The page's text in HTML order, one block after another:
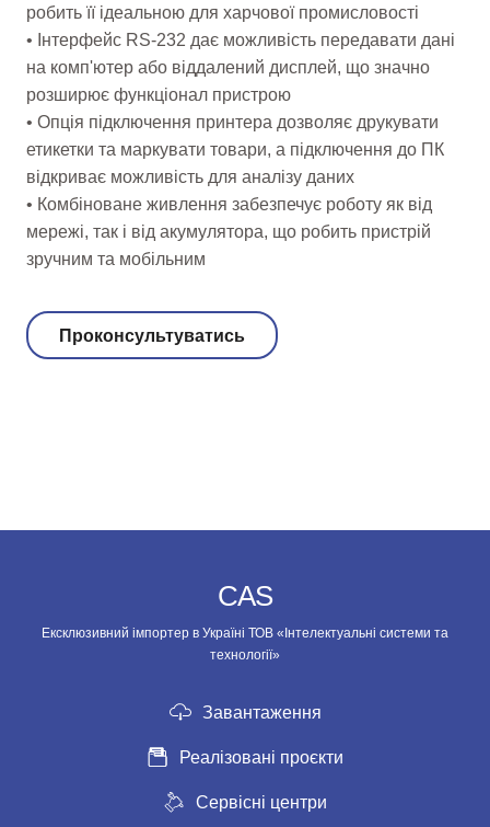
робить її ідеальною для харчової промисловості
• Інтерфейс RS-232 дає можливість передавати дані
на комп'ютер або віддалений дисплей, що значно
розширює функціонал пристрою
• Опція підключення принтера дозволяє друкувати
етикетки та маркувати товари, а підключення до ПК
відкриває можливість для аналізу даних
• Комбіноване живлення забезпечує роботу як від
мережі, так і від акумулятора, що робить пристрій
зручним та мобільним
Проконсультуватись
CAS
Ексклюзивний імпортер в Україні ТОВ «Інтелектуальні системи та
технології»
Завантаження
Реалізовані проєкти
Сервісні центри